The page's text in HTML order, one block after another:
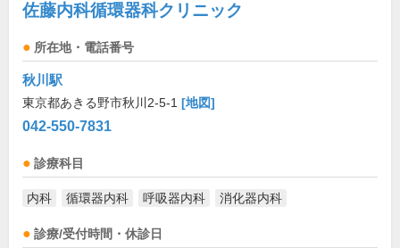
佐藤内科循環器科クリニック
所在地・電話番号
秋川駅
東京都あきる野市秋川2-5-1 [地図]
042-550-7831
診療科目
内科 循環器内科 呼吸器内科 消化器内科
診療/受付時間・休診日